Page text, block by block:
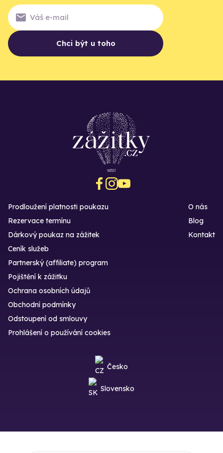
Chci být u toho
Prodloužení platnosti poukazu
Rezervace termínu
Dárkový poukaz na zážitek
O nás
Blog
Kontakt
Ceník služeb
Partnerský (affiliate) program
Pojištění k zážitku
Ochrana osobních údajů
Obchodní podmínky
Odstoupení od smlouvy
Prohlášení o používání cookies
Česko
Slovensko